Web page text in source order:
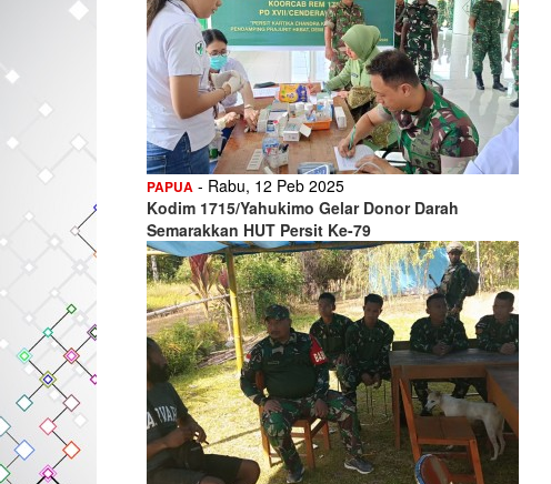
PAPUA - Rabu, 12 Peb 2025
Kodim 1715/Yahukimo Gelar Donor Darah
Semarakkan HUT Persit Ke-79